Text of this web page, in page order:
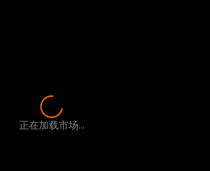
正在加载市场...